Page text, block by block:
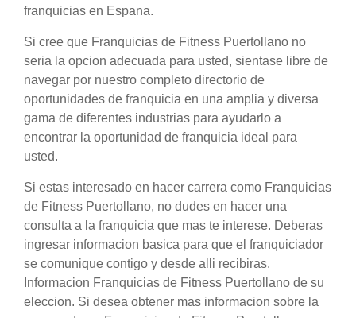
franquicias en Espana.
Si cree que Franquicias de Fitness Puertollano no
seria la opcion adecuada para usted, sientase libre de
navegar por nuestro completo directorio de
oportunidades de franquicia en una amplia y diversa
gama de diferentes industrias para ayudarlo a
encontrar la oportunidad de franquicia ideal para
usted.
Si estas interesado en hacer carrera como Franquicias
de Fitness Puertollano, no dudes en hacer una
consulta a la franquicia que mas te interese. Deberas
ingresar informacion basica para que el franquiciador
se comunique contigo y desde alli recibiras.
Informacion Franquicias de Fitness Puertollano de su
eleccion. Si desea obtener mas informacion sobre la